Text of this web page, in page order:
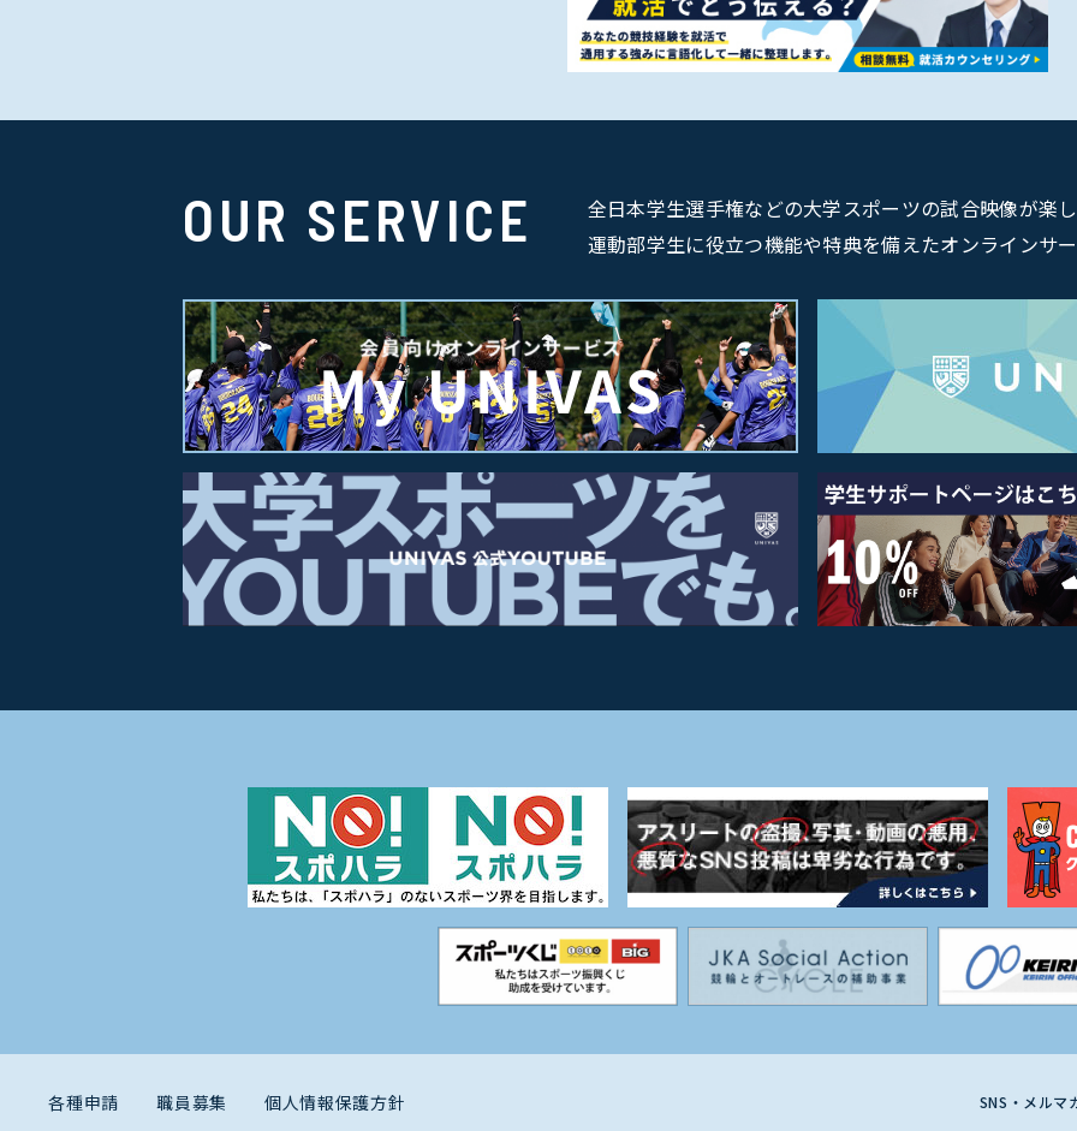
OUR SERVICE
全日本学生選手権などの大学スポーツの試合映像が楽
運動部学生に役立つ機能や特典を備えたオンラインサ
各種申請 職員募集 個人情報保護方針 SNS・メルマ